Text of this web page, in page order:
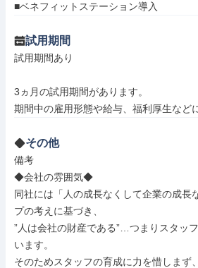
■ベネフィットステーション導入
試用期間
試用期間あり
3ヵ月の試用期間があります。
期間中の雇用形態や給与、福利厚生など
その他
備考
◆会社の雰囲気◆
同社には「人の成長なくして企業の成長
プの考えに基づき、
”人は会社の財産である”…つまりスタッ
います。
そのためスタッフの育成に力を惜しまず